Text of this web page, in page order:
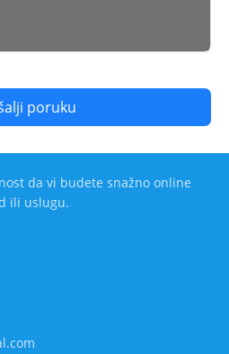
poruku
da vi budete snažno online
ili uslugu.